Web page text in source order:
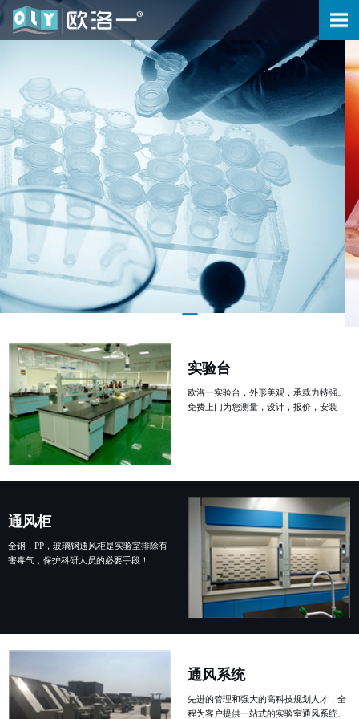
实验台
欧洛一实验台，外形美观，承载力特强。
免费上门为您测量，设计，报价，安装
通风柜
全钢，PP，玻璃钢通风柜是实验室排除有
害毒气，保护科研人员的必要手段！
通风系统
先进的管理和强大的高科技规划人才，全
程为客户提供一站式的实验室通风系统、